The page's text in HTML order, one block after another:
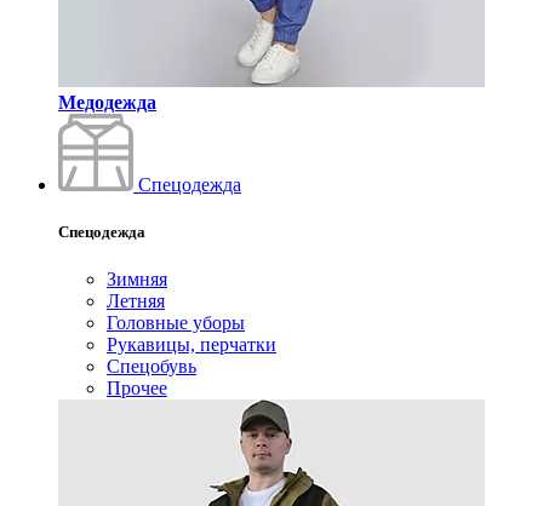
Медодежда
Спецодежда
Спецодежда
Зимняя
Летняя
Головные уборы
Рукавицы, перчатки
Спецобувь
Прочее